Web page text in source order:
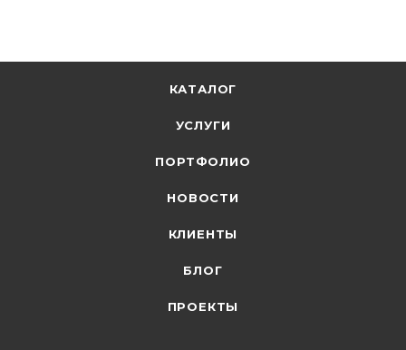
КАТАЛОГ
УСЛУГИ
ПОРТФОЛИО
НОВОСТИ
КЛИЕНТЫ
БЛОГ
ПРОЕКТЫ